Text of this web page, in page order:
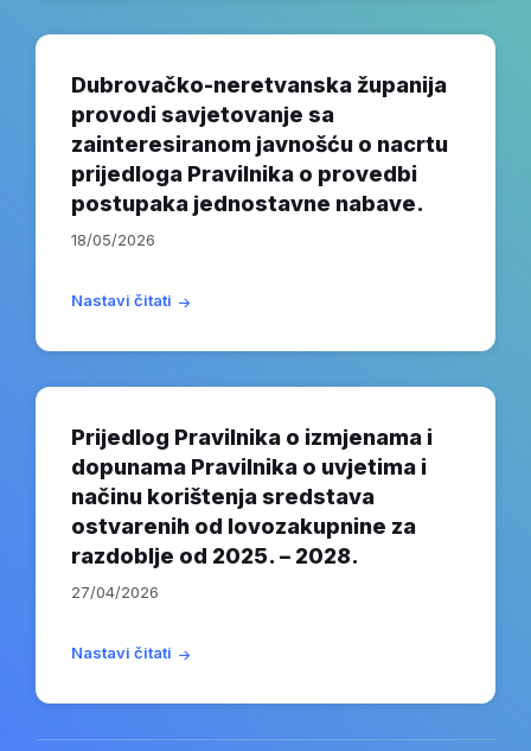
Dubrovačko-neretvanska županija
provodi savjetovanje sa
zainteresiranom javnošću o nacrtu
prijedloga Pravilnika o provedbi
postupaka jednostavne nabave.
18/05/2026
Nastavi čitati
Prijedlog Pravilnika o izmjenama i
dopunama Pravilnika o uvjetima i
načinu korištenja sredstava
ostvarenih od lovozakupnine za
razdoblje od 2025. – 2028.
27/04/2026
Nastavi čitati